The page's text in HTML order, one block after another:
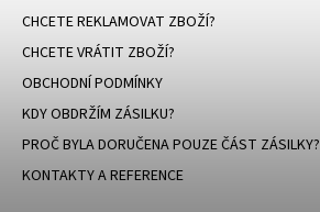
CHCETE REKLAMOVAT ZBOŽÍ?
CHCETE VRÁTIT ZBOŽÍ?
OBCHODNÍ PODMÍNKY
KDY OBDRŽÍM ZÁSILKU?
PROČ BYLA DORUČENA POUZE ČÁST ZÁSILKY?
KONTAKTY A REFERENCE